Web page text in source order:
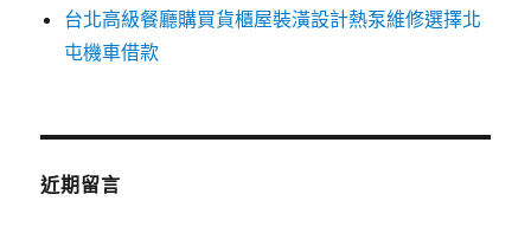
台北高級餐廳購買貨櫃屋裝潢設計熱泵維修選擇北
屯機車借款
近期留言